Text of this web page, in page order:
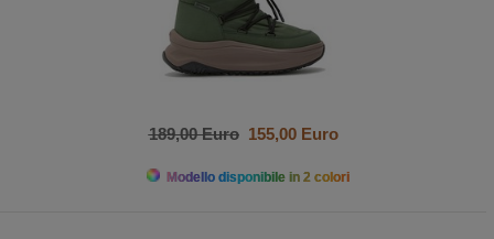
189,00 Euro155,00 Euro
Modello disponibile in 2 colori